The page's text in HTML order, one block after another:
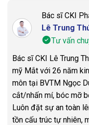
Bác sĩ CKI
Lê Trung
Tư vấn
Bác sĩ CKI Lê Trung
mỹ Mắt với 26 năm
môn tại BVTM Ngọc
cắt/nhấn mí, bóc mỡ
Luôn đặt sự an toàn
tồn cấu trúc tự nhiên,